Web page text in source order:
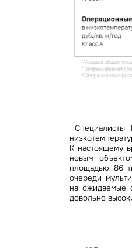
К настоящему
новым
площадью 86
очереди
на ожидаемые
довольно